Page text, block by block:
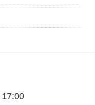
17:00